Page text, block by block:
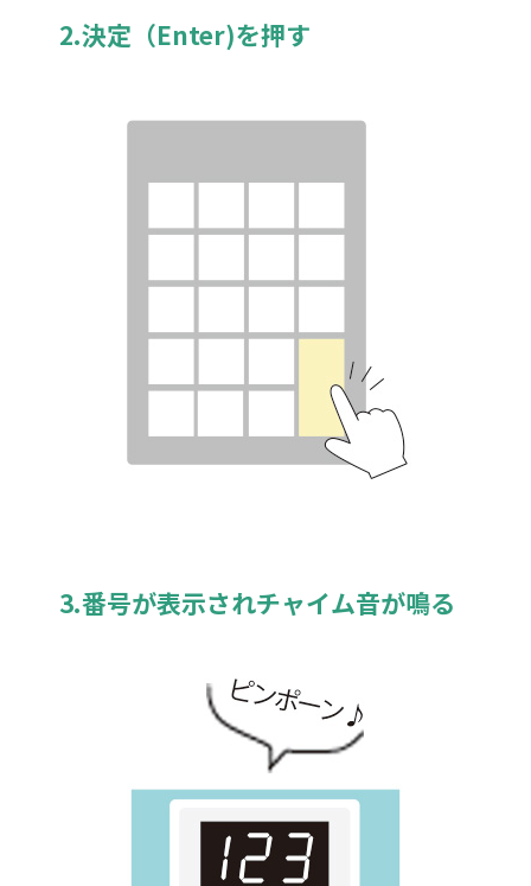
2.決定（Enter)を押す
3.番号が表示されチャイム音が鳴る